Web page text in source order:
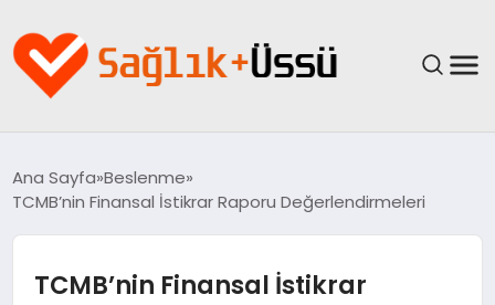
SAĞLIK
Ana Sayfa Beslenme
TCMB’nin Finansal İstikrar Raporu Değerlendirmeleri
TCMB’nin Finansal İstikrar